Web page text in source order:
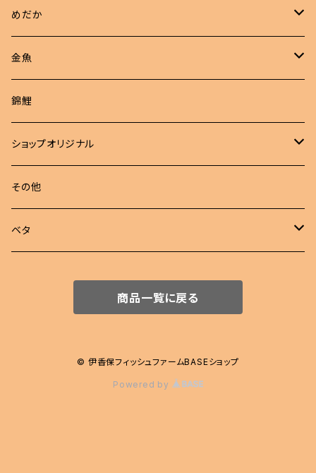
めだか
現物商品
成魚
若魚
非選別商品
成魚
若魚
金魚
ピンポンパール
現物出品
江戸錦
東錦
らんちゅう
錦鯉
ショップオリジナル
めだか 定額
めだか セット
その他
ベタ
商品一覧に戻る
© 伊香保フィッシュファームBASEショップ
Powered by